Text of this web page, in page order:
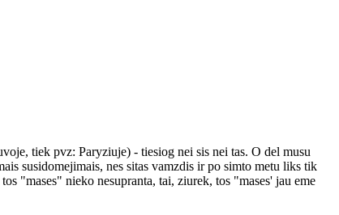
tiek pvz: Paryziuje) - tiesiog nei sis nei tas. O del musu
susidomejimais, nes sitas vamzdis ir po simto metu liks tik
"mases" nieko nesupranta, tai, ziurek, tos "mases' jau eme